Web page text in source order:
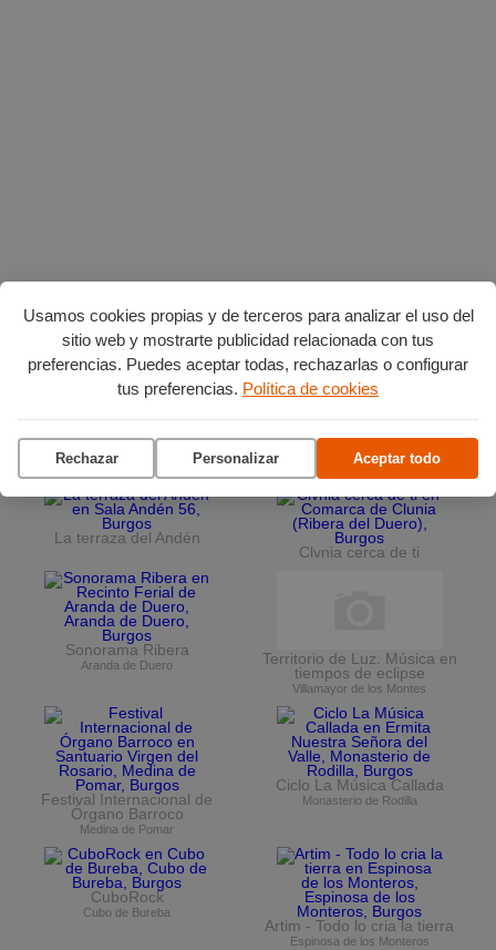
Usamos cookies propias y de terceros para analizar el uso del
sitio web y mostrarte publicidad relacionada con tus
preferencias. Puedes aceptar todas, rechazarlas o configurar
tus preferencias. Política de cookies
Rechazar Personalizar Aceptar todo
Planes en agostopor Burgos
Vuelta Ciclista a Burgos
Ciclo de conciertos en el
Museo del Retablo
La terraza del Andén
Clvnia cerca de ti
Sonorama Ribera
Aranda de Duero
Territorio de Luz. Música en
tiempos de eclipse
Villamayor de los Montes
Festival Internacional de
Órgano Barroco
Medina de Pomar
Ciclo La Música Callada
Monasterio de Rodilla
CuboRock
Cubo de Bureba
Artim - Todo lo cria la tierra
Espinosa de los Monteros